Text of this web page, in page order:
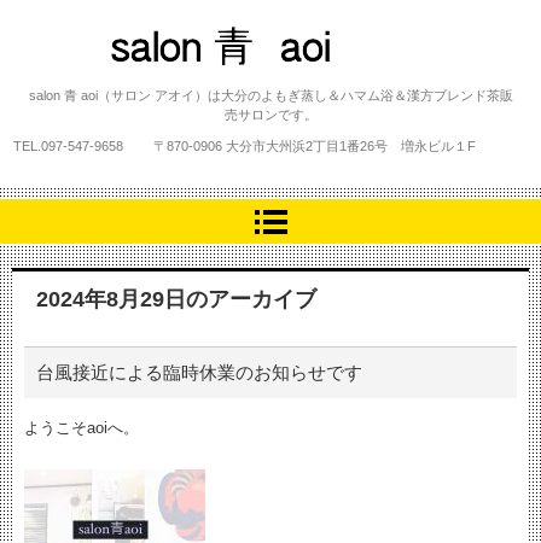
salon 青 aoi
salon 青 aoi（サロン アオイ）は大分のよもぎ蒸し＆ハマム浴＆漢方ブレンド茶販
売サロンです。
TEL. 097-547-9658 〒870-0906 大分市大州浜2丁目1番26号 増永ビル１F
2024年8月29日 のアーカイブ
台風接近による臨時休業のお知らせです
ようこそaoiへ。